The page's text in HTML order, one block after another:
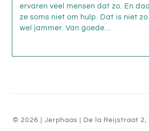
ervaren veel mensen dat zo. En
ze soms niet om hulp. Dat is niet
wel jammer. Van goede…
© 2026 | Jerphaas De la Reijstraat 2,